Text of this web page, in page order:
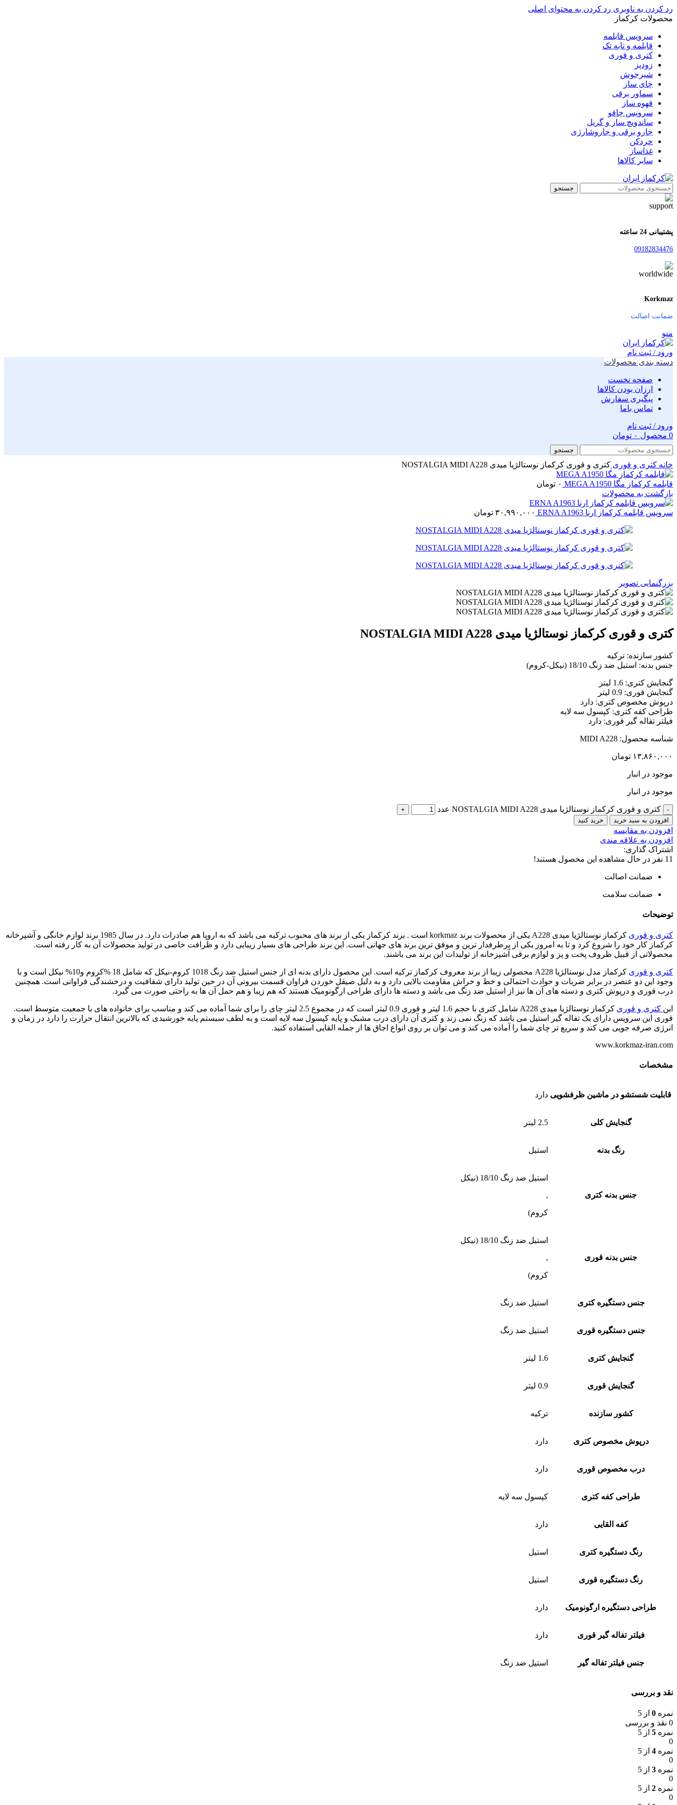
رد کردن به ناوبری رد کردن به محتوای اصلی
محصولات کرکماز
سرویس قابلمه
قابلمه و تابه تک
کتری و قوری
زودپز
شیرجوش
چای ساز
سماور برقی
قهوه ساز
سرویس چاقو
ساندویچ ساز و گریل
جارو برقی و جاروشارژی
خردکن
غذاساز
سایر کالاها
جستجو
پشتیبانی 24 ساعته
09182834476
Korkmaz
ضمانت اصالت
منو
ورود / ثبت نام
دسته بندی محصولات
صفحه نخست
ارزان بودن کالاها
پیگیری سفارش
تماس باما
ورود / ثبت نام
0 محصول ۰ تومان
جستجو
خانه کتری و قوری کتری و قوری کرکماز نوستالژیا میدی NOSTALGIA MIDI A228
قابلمه کرکماز مگا MEGA A1950 ۰ تومان
بازگشت به محصولات
سرویس قابلمه کرکماز ارنا ERNA A1963 ۳۰,۹۹۰,۰۰۰ تومان
بزرگنمایی تصویر
کتری و قوری کرکماز نوستالژیا میدی NOSTALGIA MIDI A228
کشور سازنده: ترکیه
جنس بدنه: استیل ضد زنگ 18/10 (نیکل-کروم)
گنجایش کتری: 1.6 لیتر
گنجایش قوری: 0.9 لیتر
درپوش مخصوص کتری: دارد
طراحی کفه کتری: کپسول سه لایه
فیلتر تفاله گیر قوری: دارد
شناسه محصول: MIDI A228
۱۳,۸۶۰,۰۰۰ تومان
موجود در انبار
موجود در انبار
کتری و قوری کرکماز نوستالژیا میدی NOSTALGIA MIDI A228 عدد
افزودن به سبد خرید خرید کنید
افزودن به مقایسه
افزودن به علاقه مندی
اشتراک گذاری:
11 نفر در حال مشاهده این محصول هستند!
ضمانت اصالت
ضمانت سلامت
توضیحات
کتری و قوری
کرکماز نوستالژیا میدی A228 یکی از محصولات برند korkmaz است . برند کرکماز یکی از برند های محبوب ترکیه می باشد که به اروپا هم صادرات دارد. در سال 1985 برند لوازم خانگی و آشپرخانه
کرکماز کار خود را شروع کرد و تا به امروز یکی از پرطرفدار ترین و موفق ترین برند های جهانی است. این برند طراحی های بسیار زیبایی دارد و ظرافت خاصی در تولید محصولات آن به کار رفته است.
محصولاتی از قبیل ظروف پخت و پز و لوازم برقی آشپزخانه از تولیدات این برند می باشند.
کتری و قوری
کرکماز مدل نوستالژیا A228 محصولی زیبا از برند معروف کرکماز ترکیه است. این محصول دارای بدنه ای از جنس استیل ضد زنگ 1018 کروم-نیکل که شامل 18 %کروم و10% نیکل است و با
وجود این دو عنصر در برابر ضربات و حوادث احتمالی و خط و خراش مقاومت بالایی دارد و به دلیل صیقل خوردن فراوان قسمت بیرونی آن در حین تولید دارای شفافیت و درخشندگی فراوانی است. همچنین
درب قوری و درپوش کتری و دسته های آن ها نیز از استیل ضد زنگ می باشد و دسته ها دارای طراحی ارگونومیک هستند که هم زیبا و هم حمل آن ها به راحتی صورت می گیرد.
این کتری و قوری
کرکماز نوستالژیا میدی A228 شامل کتری با حجم 1.6 لیتر و قوری 0.9 لیتر است که در مجموع 2.5 لیتر چای را برای شما آماده می کند و مناسب برای خانواده های با جمعیت متوسط است.
قوری این سرویس دارای یک تفاله گیر استیل می باشد که زنگ نمی زند و کتری آن دارای درب مشبک و پایه کپسول سه لایه است و به لطف سیستم پایه خورشیدی که بالاترین انتقال حرارت را دارد در زمان و
انرژی صرفه جویی می کند و سریع تر چای شما را آماده می کند و می توان بر روی انواع اجاق ها از جمله القایی استفاده کنید.
www.korkmaz-iran.com
مشخصات
قابلیت شستشو در ماشین ظرفشویی دارد
گنجایش کلی 2.5 لیتر
رنگ بدنه استیل
جنس بدنه کتری
استیل ضد زنگ 18/10 (نیکل
,
کروم)
جنس بدنه قوری
استیل ضد زنگ 18/10 (نیکل
,
کروم)
جنس دستگیره کتری استیل ضد زنگ
جنس دستگیره قوری استیل ضد زنگ
گنجایش کتری 1.6 لیتر
گنجایش قوری 0.9 لیتر
کشور سازنده ترکیه
درپوش مخصوص کتری دارد
درب مخصوص قوری دارد
طراحی کفه کتری کپسول سه لایه
کفه القایی دارد
رنگ دستگیره کتری استیل
رنگ دستگیره قوری استیل
طراحی دستگیره ارگونومیک دارد
فیلتر تفاله گیر قوری دارد
جنس فیلتر تفاله گیر استیل ضد زنگ
نقد و بررسی
نمره 0 از 5
0 نقد و بررسی
نمره 5 از 5
0
نمره 4 از 5
0
نمره 3 از 5
0
نمره 2 از 5
0